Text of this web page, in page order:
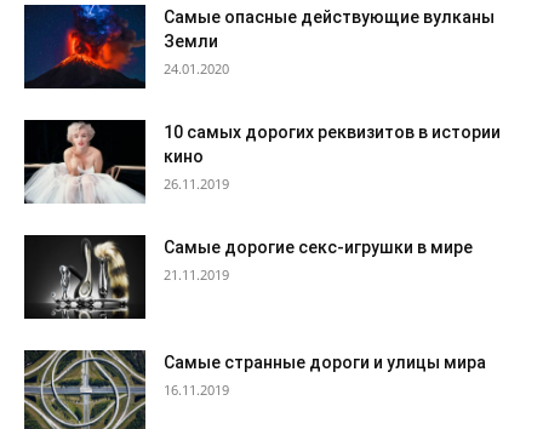
Самые опасные действующие вулканы
Земли
24.01.2020
10 самых дорогих реквизитов в истории
кино
26.11.2019
Самые дорогие секс-игрушки в мире
21.11.2019
Самые странные дороги и улицы мира
16.11.2019